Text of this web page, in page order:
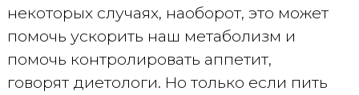
некоторых случаях, наоборот, это может
помочь ускорить наш метаболизм и
помочь контролировать аппетит,
говорят диетологи. Но только если пить